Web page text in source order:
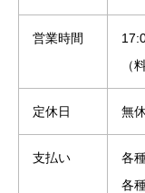
営業時間
（
定休日 無
支払い
各
各